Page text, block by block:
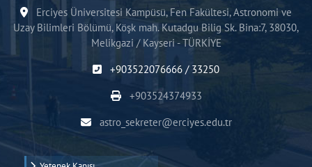
Erciyes Üniversitesi Kampüsü, Fen Fakültesi, Astronomi ve
Uzay Bilimleri Bölümü, Köşk mah. Kutadgu Bilig Sk. Bina:7, 38030,
Melikgazi / Kayseri - TÜRKİYE
+903522076666 / 33250
+903524374933
astro_sekreter@erciyes.edu.tr